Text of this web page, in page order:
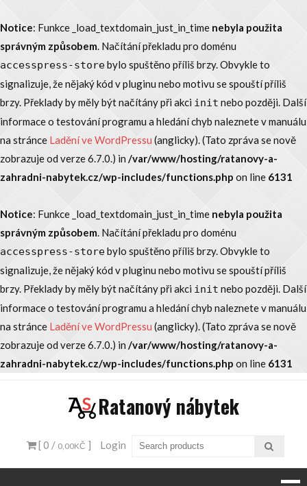
Notice: Funkce _load_textdomain_just_in_time nebyla použita
správným způsobem. Načítání překladu pro doménu
accesspress-storebylo spuštěno příliš brzy. Obvykle to
signalizuje, že nějaký kód v pluginu nebo motivu se spouští příliš
brzy. Překlady by měly být načítány při akci init nebo později. Další
informace o testování programu a hledání chyb naleznete v manuálu
na stránce Ladění ve WordPressu (anglicky). (Tato zpráva se nově
zobrazuje od verze 6.7.0.) in/var/www/hosting/ratanovy-a-
zahradni-nabytek.cz/wp-includes/functions.php on line 6131
Notice: Funkce _load_textdomain_just_in_time nebyla použita
správným způsobem. Načítání překladu pro doménu
accesspress-storebylo spuštěno příliš brzy. Obvykle to
signalizuje, že nějaký kód v pluginu nebo motivu se spouští příliš
brzy. Překlady by měly být načítány při akci init nebo později. Další
informace o testování programu a hledání chyb naleznete v manuálu
na stránce Ladění ve WordPressu (anglicky). (Tato zpráva se nově
zobrazuje od verze 6.7.0.) in/var/www/hosting/ratanovy-a-
zahradni-nabytek.cz/wp-includes/functions.php on line 6131
Ratanový nábytek
[ 0 / 0,00KČ ] Login